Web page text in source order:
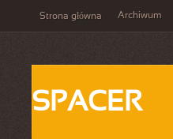
Strona główna Archiwum
SPACER